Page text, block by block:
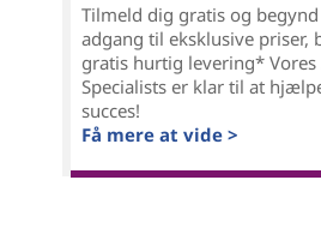
Tilmeld dig gratis og
adgang til eksklusive priser,
gratis hurtig levering* Vores
Specialists er klar til at
succes!
Få mere at vide >